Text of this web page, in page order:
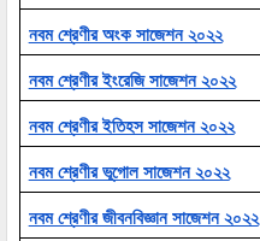
নবম শ্রেণীর অংক সাজেশন ২০২২
নবম শ্রেণীর ইংরেজি সাজেশন ২০২২
নবম শ্রেণীর ইতিহস সাজেশন ২০২২
নবম শ্রেণীর ভূগোল সাজেশন ২০২২
নবম শ্রেণীর জীবনবিজ্ঞান সাজেশন ২০২২